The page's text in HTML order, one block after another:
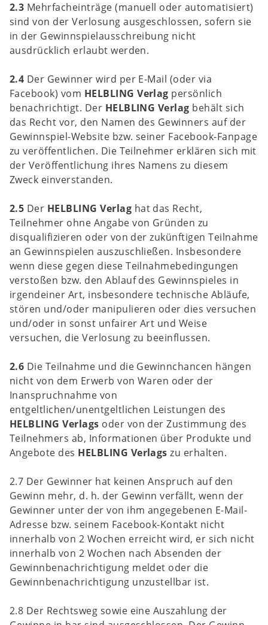
2.3 Mehrfacheinträge (manuell oder automatisiert)
sind von der Verlosung ausgeschlossen, sofern sie
in der Gewinnspielausschreibung nicht
ausdrücklich erlaubt werden.
2.4 Der Gewinner wird per E-Mail (oder via
Facebook) vom HELBLING Verlag persönlich
benachrichtigt. Der HELBLING Verlag behält sich
das Recht vor, den Namen des Gewinners auf der
Gewinnspiel-Website bzw. seiner Facebook-Fanpage
zu veröffentlichen. Die Teilnehmer erklären sich mit
der Veröffentlichung ihres Namens zu diesem
Zweck einverstanden.
2.5 Der HELBLING Verlag hat das Recht,
Teilnehmer ohne Angabe von Gründen zu
disqualifizieren oder von der zukünftigen Teilnahme
an Gewinnspielen auszuschließen. Insbesondere
wenn diese gegen diese Teilnahmebedingungen
verstoßen bzw. den Ablauf des Gewinnspieles in
irgendeiner Art, insbesondere technische Abläufe,
stören und/oder manipulieren oder dies versuchen
und/oder in sonst unfairer Art und Weise
versuchen, die Verlosung zu beeinflussen.
2.6 Die Teilnahme und die Gewinnchancen hängen
nicht von dem Erwerb von Waren oder der
Inanspruchnahme von
entgeltlichen/unentgeltlichen Leistungen des
HELBLING Verlags oder von der Zustimmung des
Teilnehmers ab, Informationen über Produkte und
Angebote des HELBLING Verlags zu erhalten.
2.7 Der Gewinner hat keinen Anspruch auf den
Gewinn mehr, d. h. der Gewinn verfällt, wenn der
Gewinner unter der von ihm angegebenen E-Mail-
Adresse bzw. seinem Facebook-Kontakt nicht
innerhalb von 2 Wochen erreicht wird, er sich nicht
innerhalb von 2 Wochen nach Absenden der
Gewinnbenachrichtigung meldet oder die
Gewinnbenachrichtigung unzustellbar ist.
2.8 Der Rechtsweg sowie eine Auszahlung der